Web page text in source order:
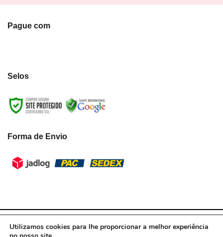
Pague com
Selos
Forma de Envio
LumiLua3D - CNPJ:39.433.787/0001-10 © Todos os direitos reservados.
2021
Utilizamos cookies para lhe proporcionar a melhor experiência